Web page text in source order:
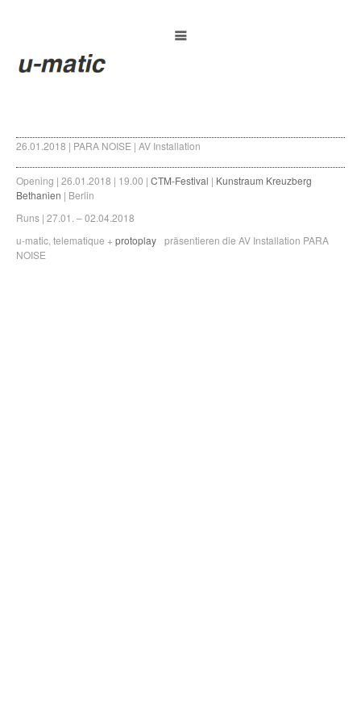
26.01.2018 | PARA NOISE | AV Installation
Opening | 26.01.2018 | 19.00 | CTM-Festival | Kunstraum Kreuzberg
Bethanien | Berlin
Runs | 27.01. – 02.04.2018
u-matic, telematique + protoplay präsentieren die AV Installation PARA
NOISE